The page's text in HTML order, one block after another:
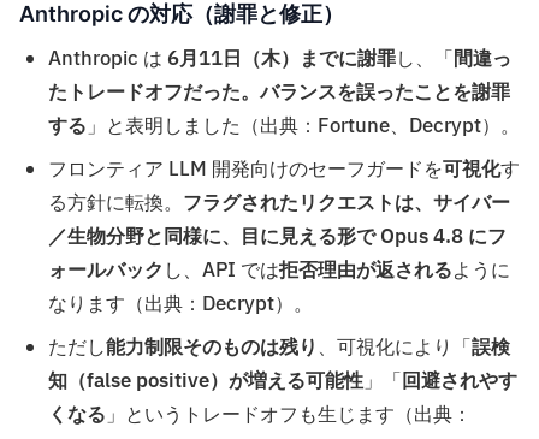
Anthropic の対応（謝罪と修正）
Anthropic は 6月11日（木）までに謝罪し、「間違っ
たトレードオフだった。バランスを誤ったことを謝罪
する」と表明しました（出典：Fortune、Decrypt）。
フロンティア LLM 開発向けのセーフガードを可視化す
る方針に転換。 フラグされたリクエストは、サイバー
／生物分野と同様に、目に見える形で Opus 4.8 にフ
ォールバック し、API では拒否理由が返されるように
なります（出典：Decrypt）。
ただし能力制限そのものは残り 、可視化により「誤検
知（false positive）が増える可能性」「回避されやす
くなる」というトレードオフも生じます（出典：